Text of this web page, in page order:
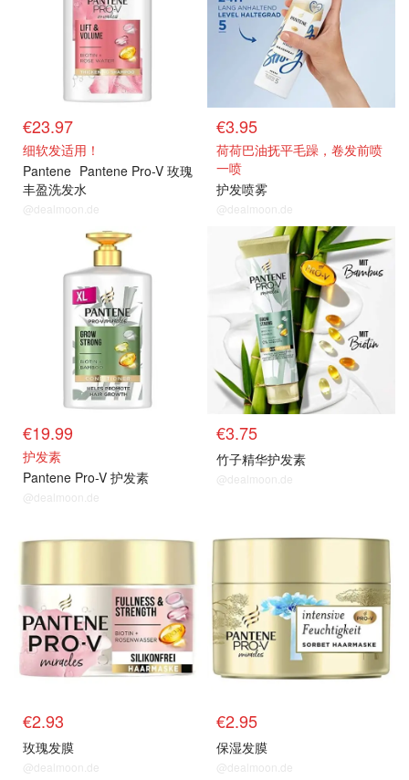
€23.97
细软发适用！
Pantene Pantene Pro-V 玫瑰
丰盈洗发水
@dealmoon.de
€3.95
荷荷巴油抚平毛躁，卷发前喷
一喷
护发喷雾
@dealmoon.de
€19.99
护发素
Pantene Pro-V 护发素
@dealmoon.de
€3.75
竹子精华护发素
@dealmoon.de
€2.93
玫瑰发膜
@dealmoon.de
€2.95
保湿发膜
@dealmoon.de